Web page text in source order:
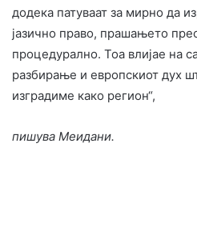
додека патуваат за мирно да
јазично право, прашањето
процедурално. Тоа влијае на
разбирање и европскиот дух
изградиме како регион“,
пишува Меидани.